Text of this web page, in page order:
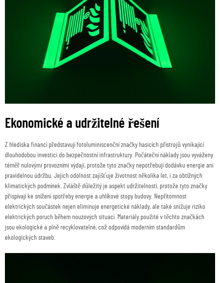
Ekonomické a udržitelné řešení
Z hlediska financí představují fotoluminiscenční značky hasicích přístrojů vynikající
dlouhodobou investici do bezpečnostní infrastruktury. Počáteční náklady jsou vyváženy
téměř nulovými provozními výdaji, protože tyto značky nepotřebují dodávku energie ani
pravidelnou údržbu. Jejich odolnost zajišťuje životnost několika let, i za obtížných
klimatických podmínek. Zvláště důležitý je aspekt udržitelnosti, protože tyto značky
přispívají ke snížení spotřeby energie a uhlíkové stopy budovy. Nepřítomnost
elektrických součástek nejen eliminuje energetické náklady, ale také snižuje riziko
elektrických poruch během nouzových situací. Materiály použité v těchto značkách
jsou ekologické a plně recyklovatelné, což odpovídá moderním standardům
ekologických staveb.